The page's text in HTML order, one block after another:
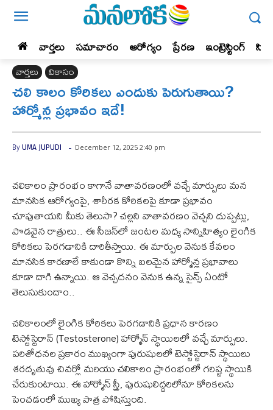
వార్తలు సమాచారం ఆరోగ్యం ప్రేర‌ణ‌ ఇంట్రెస్టింగ్‌
వార్తలు వికాసం
చలి కాలం కోరికలు ఎందుకు పెరుగుతాయి?
హార్మోన్ల ప్రభావం ఇదే!
By UMA JUPUDI - December 12, 2025 2:40 pm
చలికాలం ప్రారంభం కాగానే వాతావరణంలో వచ్చే మార్పులు మన
మానసిక ఆరోగ్యంపై, శారీరక కోరికలపై కూడా ప్రభావం
చూపుతాయని మీకు తెలుసా? చల్లని వాతావరణం వెచ్చని దుప్పట్లు,
పొడవైన రాత్రులు.. ఈ సీజన్‌లో జంటల మధ్య సాన్నిహిత్యం లైంగిక
కోరికలు పెరగడానికి దారితీస్తాయి. ఈ మార్పుల వెనుక కేవలం
మానసిక కారణాలే కాకుండా కొన్ని బలమైన హార్మోన్ల ప్రభావాలు
కూడా దాగి ఉన్నాయి. ఆ వెచ్చదనం వెనుక ఉన్న సైన్స్ ఏంటో
తెలుసుకుందాం..
చలికాలంలో లైంగిక కోరికలు పెరగడానికి ప్రధాన కారణం
టెస్టోస్టెరాన్ (Testosterone) హార్మోన్ స్థాయిలలో వచ్చే మార్పులు.
పరిశోధనల ప్రకారం ముఖ్యంగా పురుషులలో టెస్టోస్టెరాన్ స్థాయిలు
శరదృతువు చివర్లో మరియు చలికాలం ప్రారంభంలో గరిష్ట స్థాయికి
చేరుకుంటాయి. ఈ హార్మోన్ స్త్రీ, పురుషులిద్దరిలోనూ కోరికలను
పెంచడంలో ముఖ్య పాత్ర పోషిస్తుంది.